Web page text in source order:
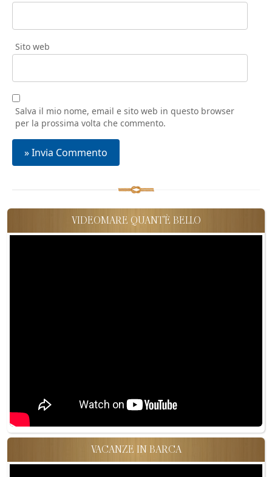
Sito web
Salva il mio nome, email e sito web in questo browser
per la prossima volta che commento.
VIDEOMARE QUANT'È BELLO
VACANZE IN BARCA